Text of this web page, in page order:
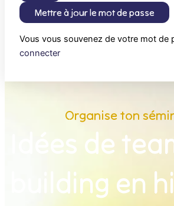
Mettre à jour le mot de passe
Vous vous souvenez de votre mot de
connecter
Organise ton
Idées de
building en